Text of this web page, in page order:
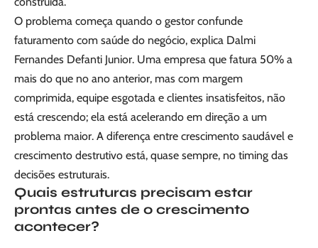
O problema começa quando o gestor confunde
faturamento com saúde do negócio, explica Dalmi
Fernandes Defanti Junior. Uma empresa que fatura 50% a
mais do que no ano anterior, mas com margem
comprimida, equipe esgotada e clientes insatisfeitos, não
está crescendo; ela está acelerando em direção a um
problema maior. A diferença entre crescimento saudável e
crescimento destrutivo está, quase sempre, no timing das
decisões estruturais.
Quais estruturas precisam estar
prontas antes de o crescimento
acontecer?